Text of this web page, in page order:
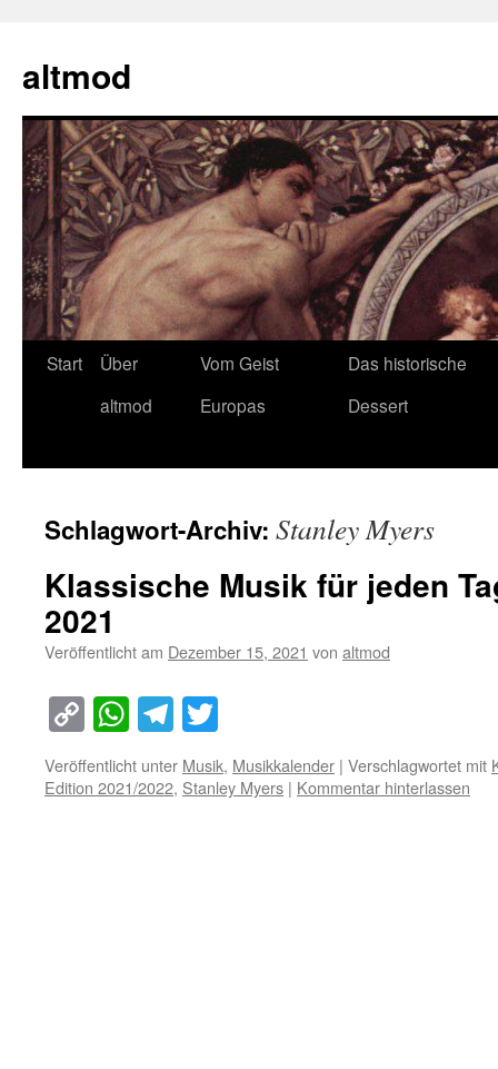
springen
altmod
Start
Über
altmod
Vom Geist
Europas
Das historische
Dessert
Schlagwort-Archiv: Stanley Myers
Klassische Musik für jeden
2021
Veröffentlicht am Dezember 15, 2021 von altmod
Copy
Link
WhatsApp
Telegram
Veröffentlicht unter Musik, Musikkalender | Verschlagwortet mit
Edition 2021/2022, Stanley Myers | Kommentar hinterlassen